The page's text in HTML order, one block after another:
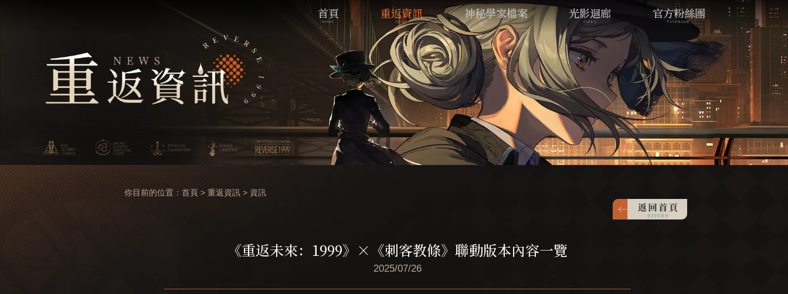
首頁
HOME 重返資訊
NEWS 神秘學家檔案
CHARACTER 光影迴廊
VIDEO 官方粉絲團
FACEBOOK
你目前的位置： 首頁> 重返資訊> 資訊
《重返未來：1999》×《刺客教條》聯動版本內容一覽
2025/07/26